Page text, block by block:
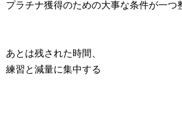
プラチナ獲得のための大事な条件が一つ
あとは残された時間、
練習と減量に集中する